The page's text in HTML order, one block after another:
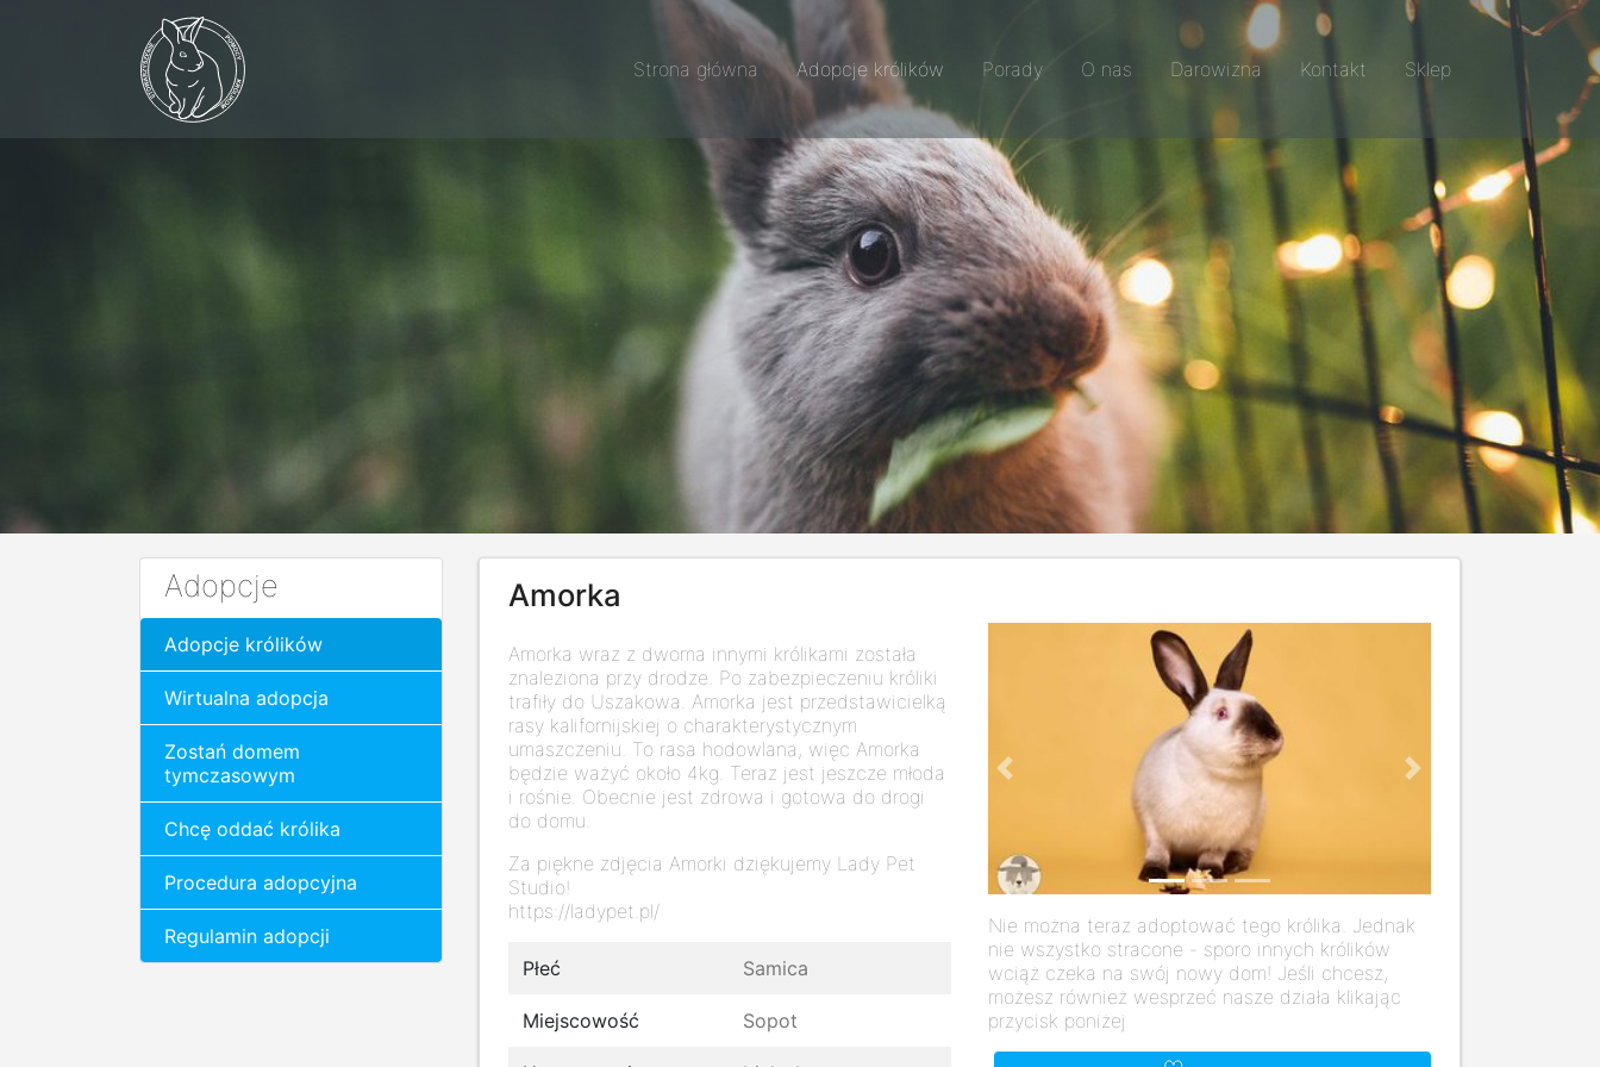
Strona główna Adopcje królików Porady O nas Darowizna Kontakt Sklep
Adopcje
Adopcje królików
Wirtualna adopcja
Zostań domem
tymczasowym
Chcę oddać królika
Procedura adopcyjna
Regulamin adopcji
Amorka
Amorka wraz z dwoma innymi królikami została
znaleziona przy drodze. Po zabezpieczeniu króliki
trafiły do Uszakowa. Amorka jest przedstawicielką
rasy kalifornijskiej o charakterystycznym
umaszczeniu. To rasa hodowlana, więc Amorka
będzie ważyć około 4kg. Teraz jest jeszcze młoda
i rośnie. Obecnie jest zdrowa i gotowa do drogi
do domu.
Za piękne zdjęcia Amorki dziękujemy Lady Pet
Studio!
https://ladypet.pl/
Płeć Samica
Miejscowość Sopot
Previous Next
Nie można teraz adoptować tego królika. Jednak
nie wszystko stracone - sporo innych królików
wciąż czeka na swój nowy dom! Jeśli chcesz,
możesz również wesprzeć nasze działa klikając
przycisk poniżej